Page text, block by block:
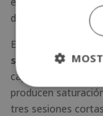
deben aplicarlas
El segundo error
sesiones. Los
capacidad de
producen
tres sesiones